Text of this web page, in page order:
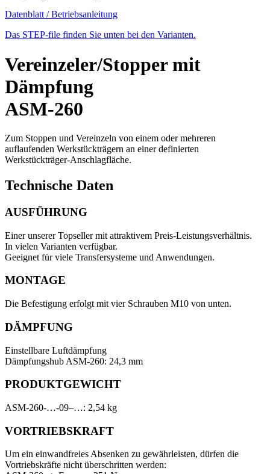
Datenblatt / Betriebsanleitung
Das STEP-file finden Sie unten bei den Varianten.
Vereinzeler/Stopper mit
Dämpfung
ASM-260
Zum Stoppen und Vereinzeln von einem oder mehreren
auflaufenden Werkstückträgern an einer definierten
Werkstückträger-Anschlagfläche.
Technische Daten
AUSFÜHRUNG
Einer unserer Topseller mit attraktivem Preis-Leistungsverhältnis.
In vielen Varianten verfügbar.
Geeignet für viele Transfersysteme und Anwendungen.
MONTAGE
Die Befestigung erfolgt mit vier Schrauben M10 von unten.
DÄMPFUNG
Einstellbare Luftdämpfung
Dämpfungshub ASM-260: 24,3 mm
PRODUKTGEWICHT
ASM-260-…-09–…: 2,54 kg
VORTRIEBSKRAFT
Um ein einwandfreies Absenken zu gewährleisten, dürfen die
Vortriebskräfte nicht überschritten werden: